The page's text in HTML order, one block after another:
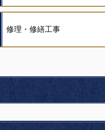
修理・修繕工事